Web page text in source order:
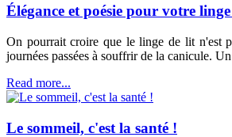
Élégance et poésie pour votre
On pourrait croire que le linge de lit n'est
journées passées à souffrir de la canicule.
Read more...
Le sommeil, c'est la santé !